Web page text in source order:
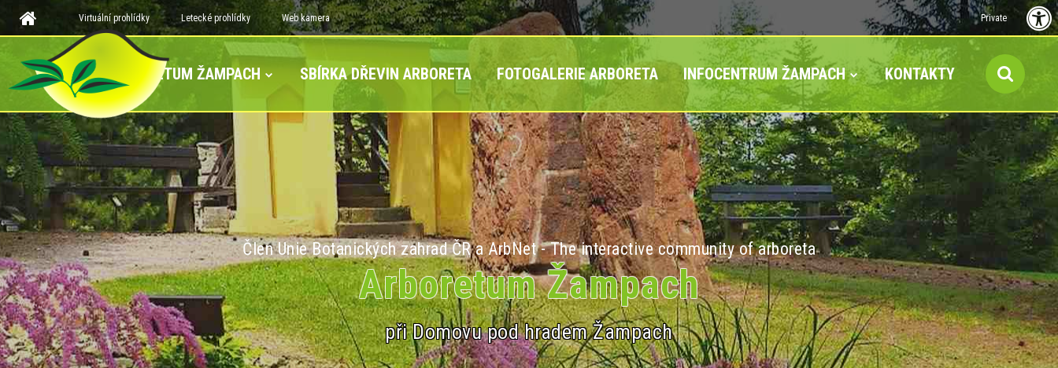
Virtuální prohlídky Letecké prohlídky Web kamera Private
ARBORETUM ŽAMPACH SBÍRKA DŘEVIN ARBORETA FOTOGALERIE ARBORETA INFOCENTRUM ŽAMPACH KONTAKTY
Člen Unie Botanických zahrad ČR a ArbNet - The interactive community of arboreta
Arboretum Žampach
při Domovu pod hradem Žampach